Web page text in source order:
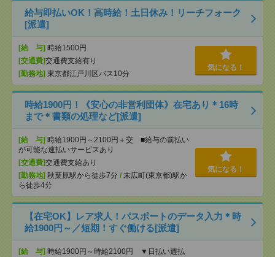
給与即払いOK！高時給！土日休み！リーチフォーク
[派遣]
[給 与] 時給1500円
[交通費]交通費支給有り
[勤務地] 東京都江戸川区バス10分
気になる！
時給1900円！《安心の非営利団体》在宅あり＊16時
まで＊書類の処理など[派遣]
[給 与] 時給1900円～2100円＋交 ■給与の前払い
が可能な速払いサービスあり
[交通費]交通費支給あり
[勤務地] 秋葉原駅から徒歩7分 / 末広町(東京都)駅か
ら徒歩4分
気になる！
【在宅OK】レア求人！パスポートのデータ入力＊時
給1900円～／短期！すぐ働ける[派遣]
[給 与] 時給1900円～時給2100円 ▼日払い週払